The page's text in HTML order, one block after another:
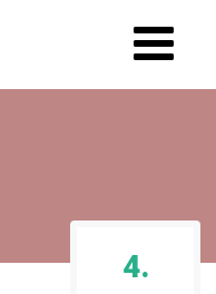
4.